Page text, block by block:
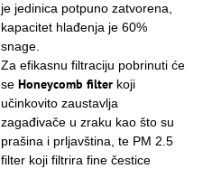
je jedinica potpuno zatvorena,
kapacitet hlađenja je 60%
snage.
Za efikasnu filtraciju pobrinuti će
se Honeycomb filter koji
učinkovito zaustavlja
zagađivače u zraku kao što su
prašina i prljavština, te PM 2.5
filter koji filtrira fine čestice